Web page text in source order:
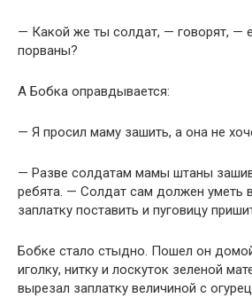
— Какой же ты солдат, — говорят, —
порваны?
А Бобка оправдывается:
— Я просил маму зашить, а она не
— Разве солдатам мамы штаны
ребята. — Солдат сам должен уметь
заплатку поставить и пуговицу
Бобке стало стыдно. Пошел он
иголку, нитку и лоскуток зеленой
вырезал заплатку величиной с